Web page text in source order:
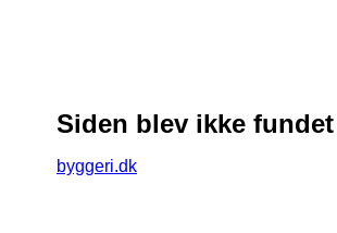
Siden blev ikke fundet
byggeri.dk